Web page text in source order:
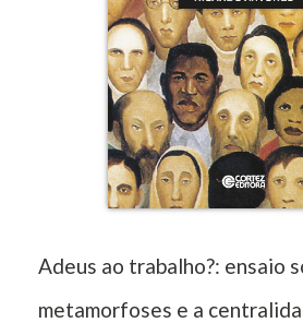
Adeus ao trabalho?: ensaio
metamorfoses e a